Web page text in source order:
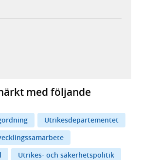
i ny flik, extern webbplats,
flik, extern webbplats,
i ny flik, extern webbplats,
din e-postklient,
med följande
Utrikesdepartementet
Utrikes- och säkerhetspolitik